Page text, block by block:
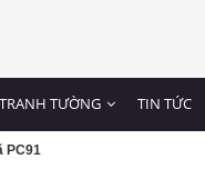
TƯỜNG TIN TỨC
PC91